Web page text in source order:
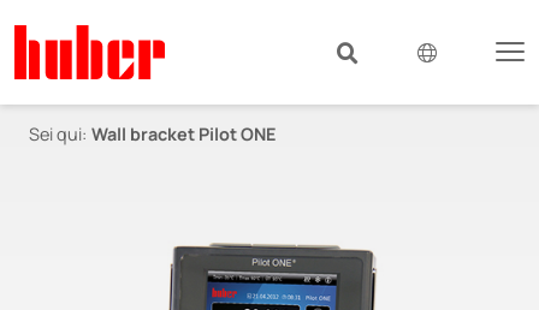
Sei qui: Wall bracket Pilot ONE